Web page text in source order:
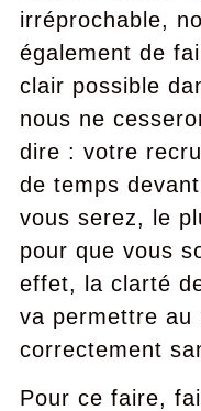
irréprochable,
également de
clair possible
nous ne
dire : votre
de temps
vous serez, le
pour que vous
effet, la clarté
va permettre au
correctement
Pour ce faire,